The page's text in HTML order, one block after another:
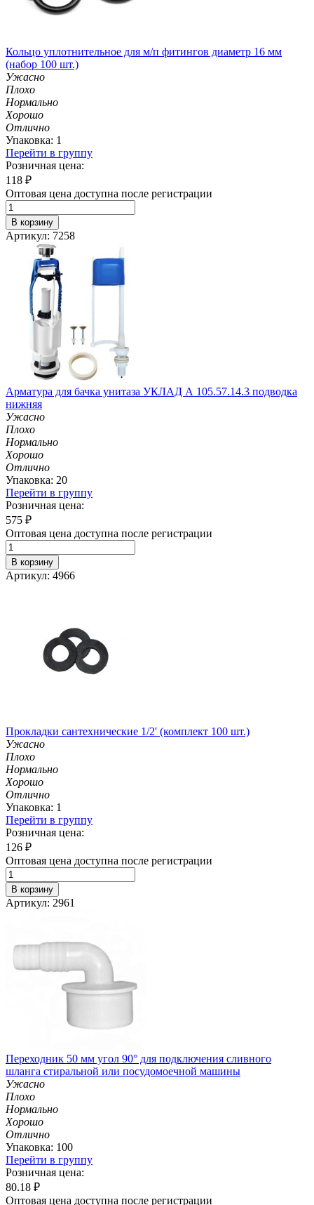
Кольцо уплотнительное для м/п фитингов диаметр 16 мм
(набор 100 шт.)
Ужасно
Плохо
Нормально
Хорошо
Отлично
Упаковка: 1
Перейти в группу
Розничная цена:
118 ₽
Оптовая цена доступна после регистрации
В корзину
Артикул: 7258
Арматура для бачка унитаза УКЛАД А 105.57.14.3 подводка
нижняя
Ужасно
Плохо
Нормально
Хорошо
Отлично
Упаковка: 20
Перейти в группу
Розничная цена:
575 ₽
Оптовая цена доступна после регистрации
В корзину
Артикул: 4966
Прокладки сантехнические 1/2' (комплект 100 шт.)
Ужасно
Плохо
Нормально
Хорошо
Отлично
Упаковка: 1
Перейти в группу
Розничная цена:
126 ₽
Оптовая цена доступна после регистрации
В корзину
Артикул: 2961
Переходник 50 мм угол 90° для подключения сливного
шланга стиральной или посудомоечной машины
Ужасно
Плохо
Нормально
Хорошо
Отлично
Упаковка: 100
Перейти в группу
Розничная цена:
80.18 ₽
Оптовая цена доступна после регистрации